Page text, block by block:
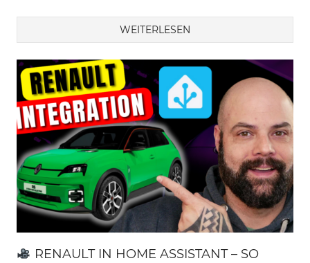
WEITERLESEN
RENAULT IN HOME ASSISTANT – SO